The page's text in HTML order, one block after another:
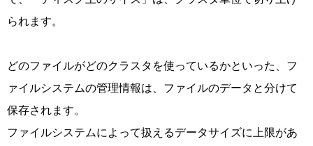
られます。
どのファイルがどのクラスタを使っているかといった、フ
ァイルシステムの管理情報は、ファイルのデータと分けて
保存されます。
ファイルシステムによって扱えるデータサイズに上限があ